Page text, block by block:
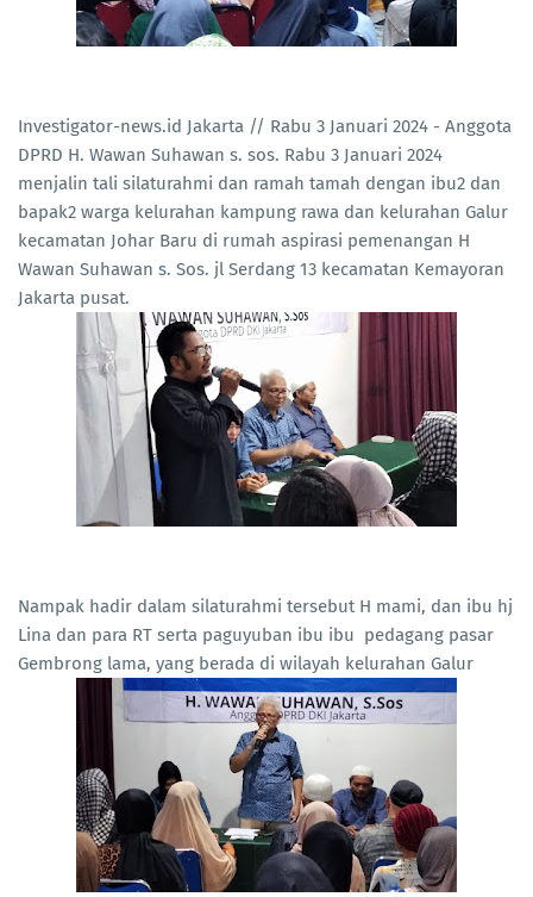
Investigator-news.id Jakarta // Rabu 3 Januari 2024 - Anggota
DPRD H. Wawan Suhawan s. sos. Rabu 3 Januari 2024
menjalin tali silaturahmi dan ramah tamah dengan ibu2 dan
bapak2 warga kelurahan kampung rawa dan kelurahan Galur
kecamatan Johar Baru di rumah aspirasi pemenangan H
Wawan Suhawan s. Sos. jl Serdang 13 kecamatan Kemayoran
Jakarta pusat.
Nampak hadir dalam silaturahmi tersebut H mami, dan ibu hj
Lina dan para RT serta paguyuban ibu ibu pedagang pasar
Gembrong lama, yang berada di wilayah kelurahan Galur